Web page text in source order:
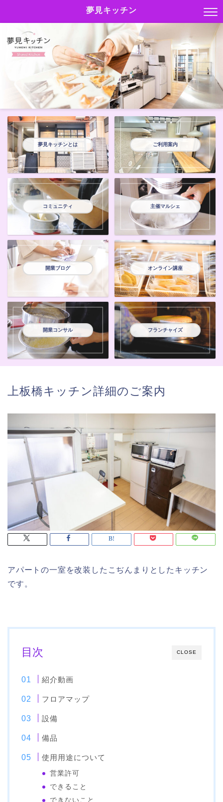
夢見キッチン
夢見キッチンとは ご利用案内
コミュニティ 主催マルシェ
開業ブログ オンライン講座
開業コンサル フランチャイズ
上板橋キッチン詳細のご案内
アパートの一室を改装したこぢんまりとしたキッチン
です。
CLOSE
目次
紹介動画
フロアマップ
設備
備品
使用用途について
営業許可
できること
できないこと